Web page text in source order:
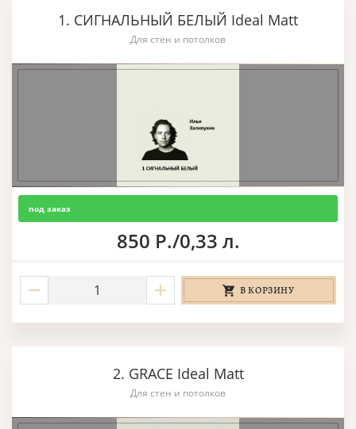
1. СИГНАЛЬНЫЙ БЕЛЫЙ Ideal Matt
Для стен и потолков
под заказ
850 Р./0,33 л.
В КОРЗИНУ
2. GRACE Ideal Matt
Для стен и потолков